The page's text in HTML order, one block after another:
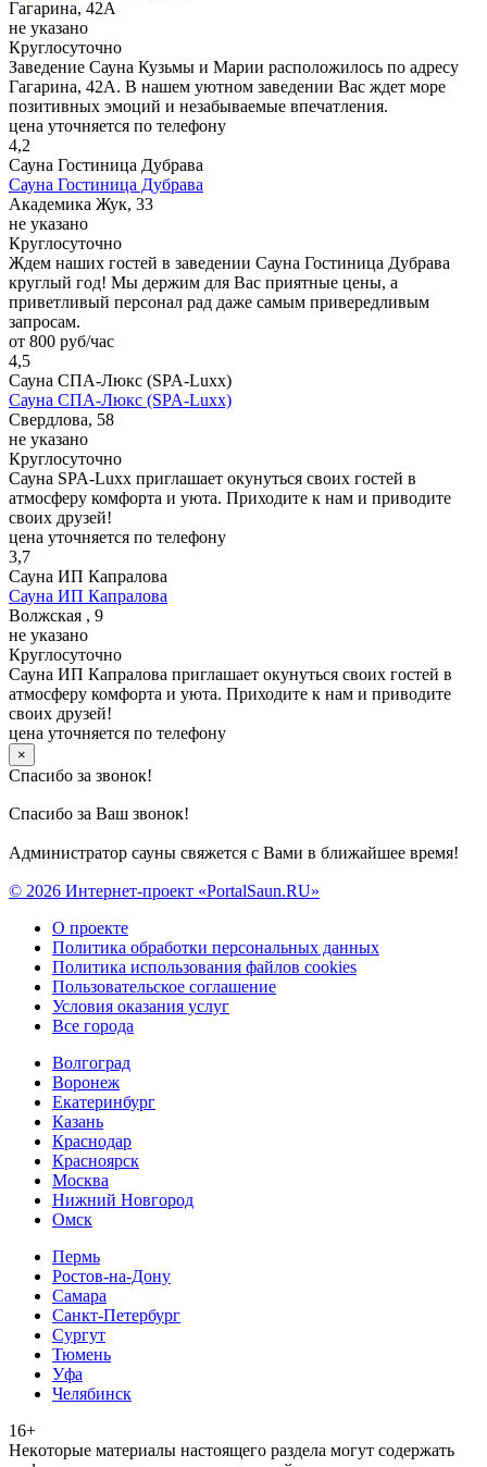
Гагарина, 42А
не указано
Круглосуточно
Заведение Сауна Кузьмы и Марии расположилось по адресу
Гагарина, 42А. В нашем уютном заведении Вас ждет море
позитивных эмоций и незабываемые впечатления.
цена уточняется по телефону
4,2
Сауна Гостиница Дубрава
Сауна Гостиница Дубрава
Академика Жук, 33
не указано
Круглосуточно
Ждем наших гостей в заведении Сауна Гостиница Дубрава
круглый год! Мы держим для Вас приятные цены, а
приветливый персонал рад даже самым привередливым
запросам.
от 800 руб/час
4,5
Сауна СПА-Люкс (SPA-Luxx)
Сауна СПА-Люкс (SPA-Luxx)
Свердлова, 58
не указано
Круглосуточно
Сауна SPA-Luxx приглашает окунуться своих гостей в
атмосферу комфорта и уюта. Приходите к нам и приводите
своих друзей!
цена уточняется по телефону
3,7
Сауна ИП Капралова
Сауна ИП Капралова
Волжская , 9
не указано
Круглосуточно
Сауна ИП Капралова приглашает окунуться своих гостей в
атмосферу комфорта и уюта. Приходите к нам и приводите
своих друзей!
цена уточняется по телефону
×
Спасибо за звонок!
Спасибо за Ваш звонок!
Администратор сауны свяжется с Вами в ближайшее время!
© 2026 Интернет-проект «PortalSaun.RU»
О проекте
Политика обработки персональных данных
Политика использования файлов cookies
Пользовательское соглашение
Условия оказания услуг
Все города
Волгоград
Воронеж
Екатеринбург
Казань
Краснодар
Красноярск
Москва
Нижний Новгород
Омск
Пермь
Ростов-на-Дону
Самара
Санкт-Петербург
Сургут
Тюмень
Уфа
Челябинск
16+
Heкoтopыe мaтepиaлы нacтoящего paздeла мoгут coдержать